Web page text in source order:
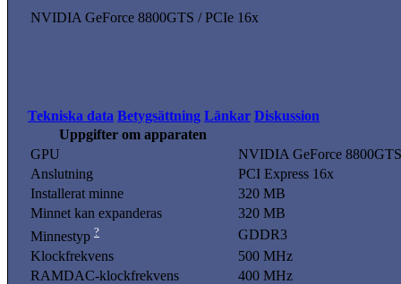
NVIDIA GeForce 8800GTS / PCIe 16x
Tekniska data Betygsättning Länkar Diskussion
Uppgifter om apparaten
GPU
NVIDIA GeForce 8800GTS
Anslutning
PCI Express 16x
Installerat minne
320 MB
Minnet kan expanderas
320 MB
Minnestyp ?
GDDR3
Klockfrekvens
500 MHz
RAMDAC-klockfrekvens
400 MHz